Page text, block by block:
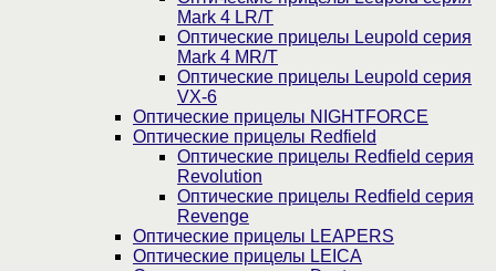
Mark 4 LR/T
Оптические прицелы Leupold серия
Mark 4 MR/T
Оптические прицелы Leupold серия
VX-6
Оптические прицелы NIGHTFORCE
Оптические прицелы Redfield
Оптические прицелы Redfield серия
Revolution
Оптические прицелы Redfield серия
Revenge
Оптические прицелы LEAPERS
Оптические прицелы LEICA